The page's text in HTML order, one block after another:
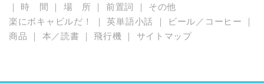
｜ 時 間 ｜ 場 所 ｜ 前置詞 ｜ その他
楽にボキャビルだ！
｜英単語小話 ｜ ビール／コーヒー ｜
商品 ｜ 本／読書 ｜ 飛行機 ｜ サイトマップ